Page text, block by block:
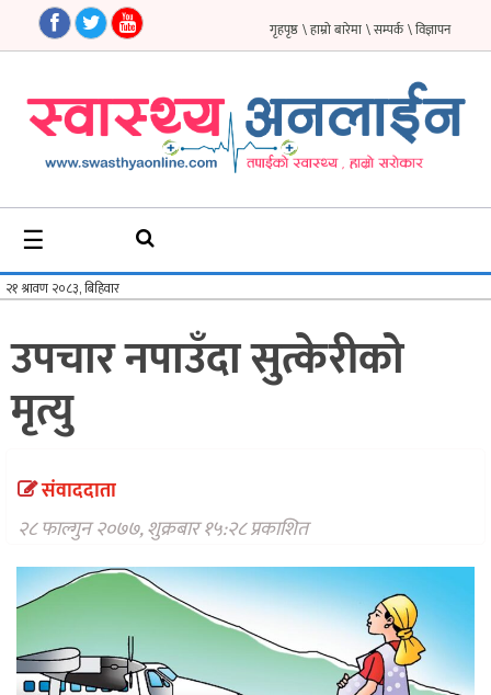
गृहपृष्ठ
समाचार
फिचर
अन्तर्वार्ता
विचार
ब्लग
वैकल्पिक
चिकित्सा
हेल्थ
टिप्स
भिडियो
\ विज्ञापन
\ सम्पर्क
\ हाम्रो बारेमा
गृहपृष्ठ
☰
उपचार नपाउँदा सुत्केरीको
मृत्यु
संवाददाता
२८ फाल्गुन २०७७, शुक्रबार १५:२८ प्रकाशित